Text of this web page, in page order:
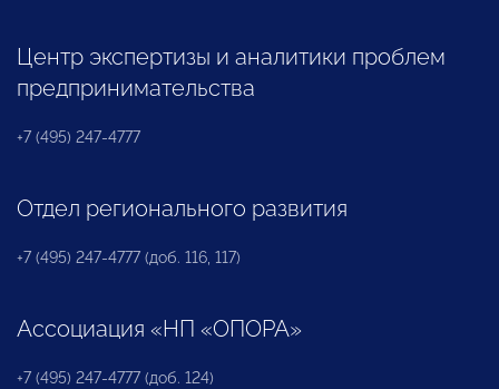
Центр экспертизы и аналитики проблем
предпринимательства
+7 (495) 247-4777
Отдел регионального развития
+7 (495) 247-4777 (доб. 116, 117)
Ассоциация «НП «ОПОРА»
+7 (495) 247-4777 (доб. 124)